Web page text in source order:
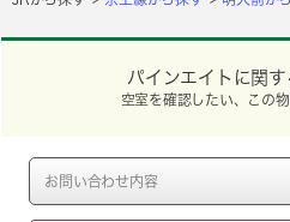
パインエイトに関
空室を確認したい、この